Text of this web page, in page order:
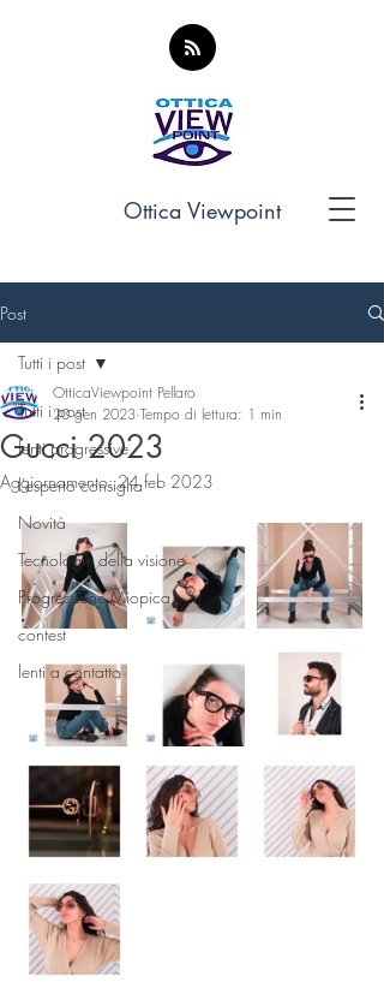
Ottica Viewpoint
Post
Tutti i post
lenti progressive
l'esperto consiglia
Novità
Tecnologie della visione
Progressione Miopica
contest
lenti a contatto
Tutti i post
Gucci 2023
OtticaViewpoint Pellaro
20 gen 2023 Tempo di lettura: 1 min
Aggiornamento:24 feb 2023